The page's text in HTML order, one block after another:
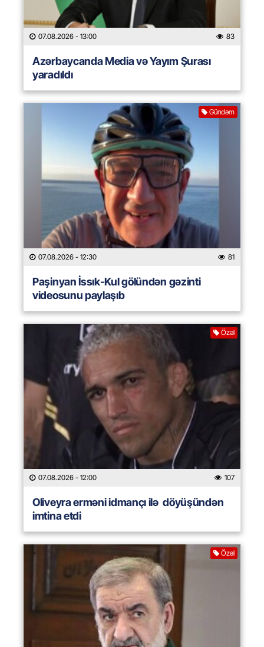
07.08.2026 - 13:00 83
Azərbaycanda Media və Yayım Şurası
yaradıldı
Gündəm
07.08.2026 - 12:30 81
Paşinyan İssık-Kul gölündən gəzinti
videosunu paylaşıb
Özəl
07.08.2026 - 12:00 107
Oliveyra erməni idmançı ilə döyüşündən
imtina etdi
Özəl